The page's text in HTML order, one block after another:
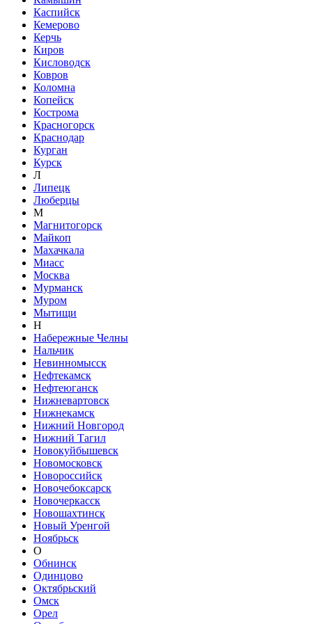
Каспийск
Кемерово
Керчь
Киров
Кисловодск
Ковров
Коломна
Копейск
Кострома
Красногорск
Краснодар
Курган
Курск
Л
Липецк
Люберцы
М
Магнитогорск
Майкоп
Махачкала
Миасс
Москва
Мурманск
Муром
Мытищи
Н
Набережные Челны
Нальчик
Невинномысск
Нефтекамск
Нефтеюганск
Нижневартовск
Нижнекамск
Нижний Новгород
Нижний Тагил
Новокуйбышевск
Новомосковск
Новороссийск
Новочебоксарск
Новочеркасск
Новошахтинск
Новый Уренгой
Ноябрьск
О
Обнинск
Одинцово
Октябрьский
Омск
Орел